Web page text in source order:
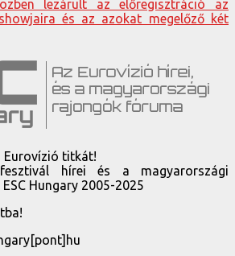
lezárult az előregisztráció az
és az azokat megelőző két
Eurovízió titkát!
hírei és a magyarországi
Hungary 2005-2025